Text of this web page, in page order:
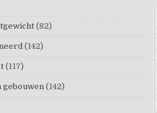
(82)
(142)
(117)
gebouwen (142)